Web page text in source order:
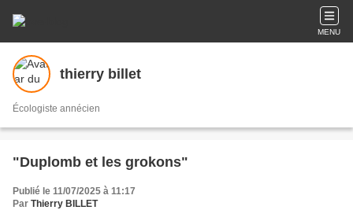
MENU
thierry billet
Écologiste annécien
"Duplomb et les grokons"
Publié le 11/07/2025 à 11:17
Par Thierry BILLET